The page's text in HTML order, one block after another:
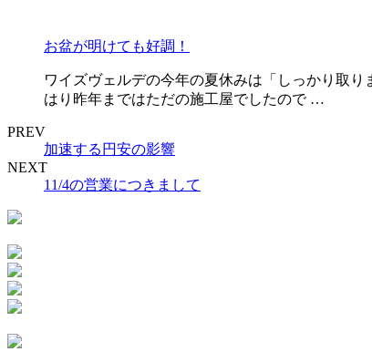
お盆が明けても好調！
ワイズヴェルデの今年の夏休みは「しっかり取
はり昨年まではただの施工屋でしたので …
PREV
加速する円安の影響
NEXT
11/4の営業につきまして